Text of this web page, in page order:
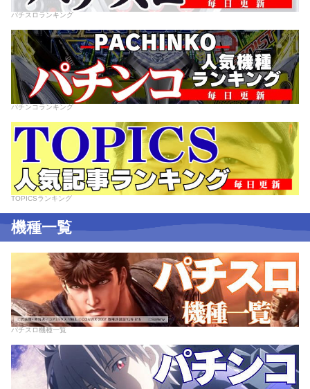
パチスロランキング
パチンコランキング
TOPICSランキング
機種一覧
パチスロ機種一覧